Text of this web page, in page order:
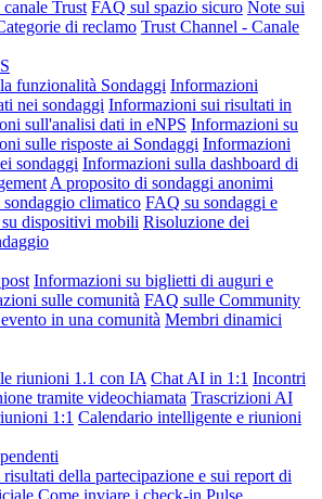
Trust FAQ sul spazio sicuro Note sui
di reclamo Trust Channel - Canale
funzionalità Sondaggi Informazioni
nei sondaggi Informazioni sui risultati in
sull'analisi dati in eNPS Informazioni su
sulle risposte ai Sondaggi Informazioni
sondaggi Informazioni sulla dashboard di
A proposito di sondaggi anonimi
climatico FAQ su sondaggi e
dispositivi mobili Risoluzione dei
Informazioni su biglietti di auguri e
sulle comunità FAQ sulle Community
in una comunità Membri dinamici
riunioni 1.1 con IA Chat AI in 1:1 Incontri
tramite videochiamata Trascrizioni AI
1:1 Calendario intelligente e riunioni
della partecipazione e sui report di
Come inviare i check-in Pulse